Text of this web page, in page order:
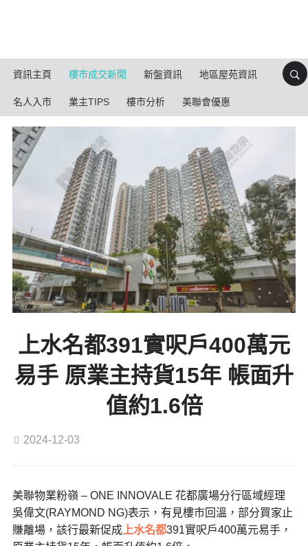
資訊主頁 樓市成交新聞 新盤資訊 地區屋苑資訊
名人入市 業主TIPS 樓市分析 美聯會優惠
上水名都391實呎戶400萬元
易手 原業主持貨15年 帳面升
值約1.6倍
2024-12-03
美聯物業粉嶺 – ONE INNOVALE 花都廣場分行區域經理
吳偉文(RAYMOND NG)表示，有見樓市回溫，部分買家止
賺離場，該行最新促成上水名都391實呎戶400萬元易手，